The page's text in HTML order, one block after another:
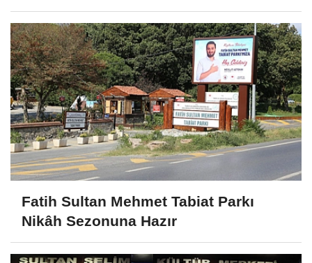
Kutlandı
Fatih Sultan Mehmet Tabiat Parkı
Nikâh Sezonuna Hazır